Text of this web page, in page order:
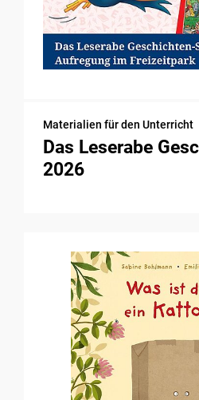
Materialien für den Unterricht
Das Leserabe
2026